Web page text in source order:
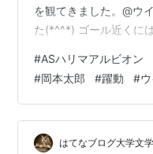
を観てきました。@ウ
た(*^^*) ゴール近くに
ンツ。入場特典はスヌ
でした） 夜中の土砂降
吹いていて涼しい観戦
中の新しい体育館の入
化の為休館予定。新体
#ASハリマアルビオン
#岡本太郎 #躍動 #
はてなブログ大学文